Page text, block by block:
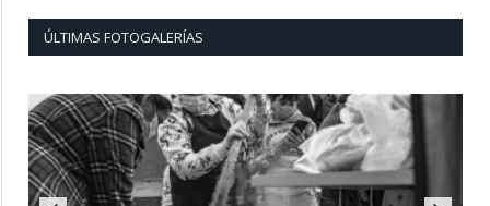
ÚLTIMAS FOTOGALERÍAS